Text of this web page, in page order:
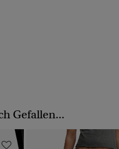
Gefallen...